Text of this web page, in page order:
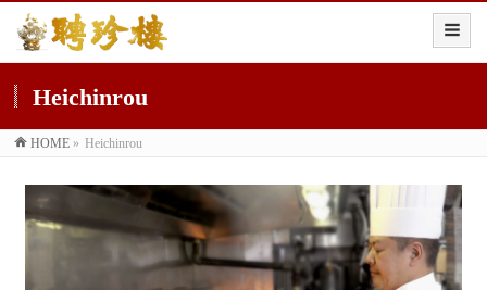
Heichinrou
HOME » Heichinrou